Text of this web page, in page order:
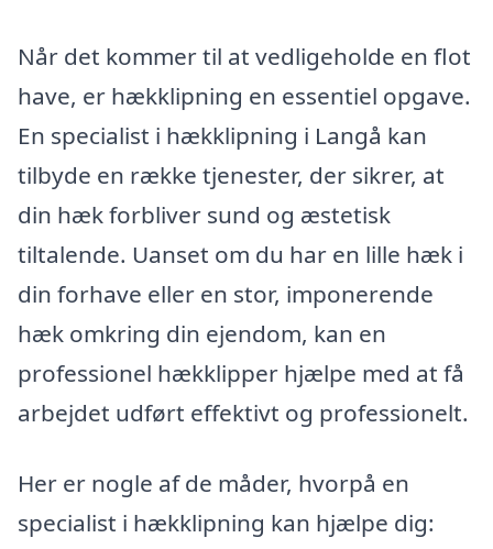
Når det kommer til at vedligeholde en flot
have, er hækklipning en essentiel opgave.
En specialist i hækklipning i Langå kan
tilbyde en række tjenester, der sikrer, at
din hæk forbliver sund og æstetisk
tiltalende. Uanset om du har en lille hæk i
din forhave eller en stor, imponerende
hæk omkring din ejendom, kan en
professionel hækklipper hjælpe med at få
arbejdet udført effektivt og professionelt.
Her er nogle af de måder, hvorpå en
specialist i hækklipning kan hjælpe dig: